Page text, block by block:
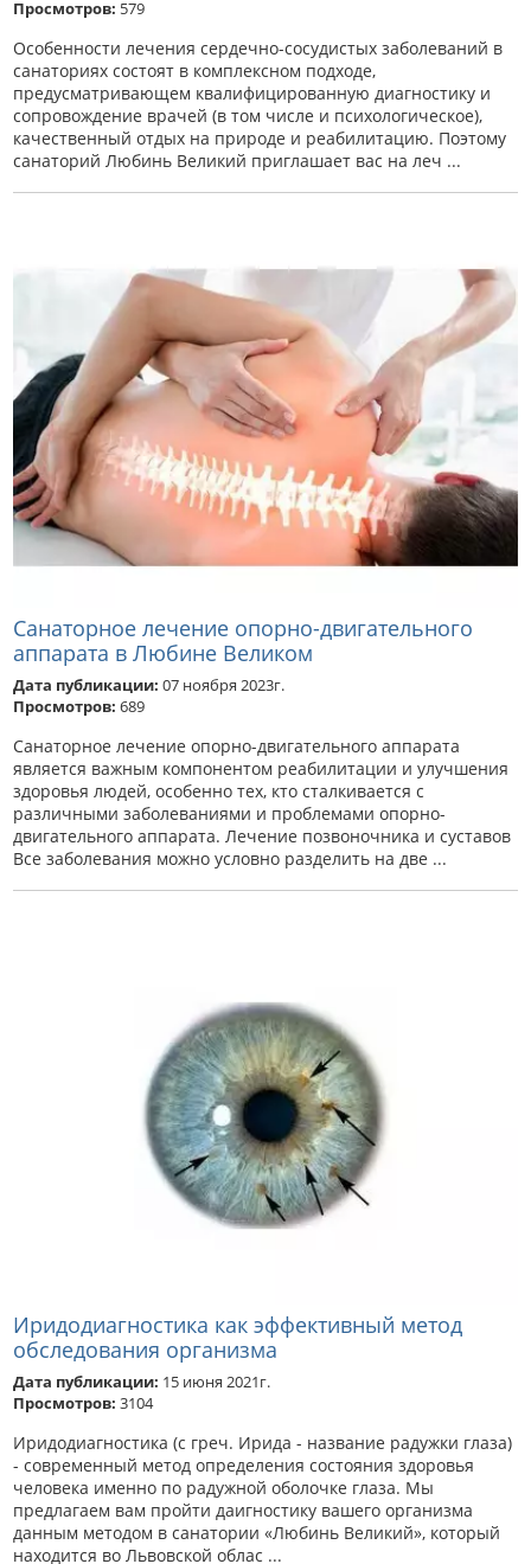
Просмотров: 579
Особенности лечения сердечно-сосудистых заболеваний в
санаториях состоят в комплексном подходе,
предусматривающем квалифицированную диагностику и
сопровождение врачей (в том числе и психологическое),
качественный отдых на природе и реабилитацию. Поэтому
санаторий Любинь Великий приглашает вас на леч ...
Санаторное лечение опорно-двигательного
аппарата в Любине Великом
Дата публикации: 07 ноября 2023г.
Просмотров: 689
Санаторное лечение опорно-двигательного аппарата
является важным компонентом реабилитации и улучшения
здоровья людей, особенно тех, кто сталкивается с
различными заболеваниями и проблемами опорно-
двигательного аппарата. Лечение позвоночника и суставов
Все заболевания можно условно разделить на две ...
Иридодиагностика как эффективный метод
обследования организма
Дата публикации: 15 июня 2021г.
Просмотров: 3104
Иридодиагностика (с греч. Ирида - название радужки глаза)
- современный метод определения состояния здоровья
человека именно по радужной оболочке глаза. Мы
предлагаем вам пройти даигностику вашего организма
данным методом в санатории «Любинь Великий», который
находится во Львовской облас ...